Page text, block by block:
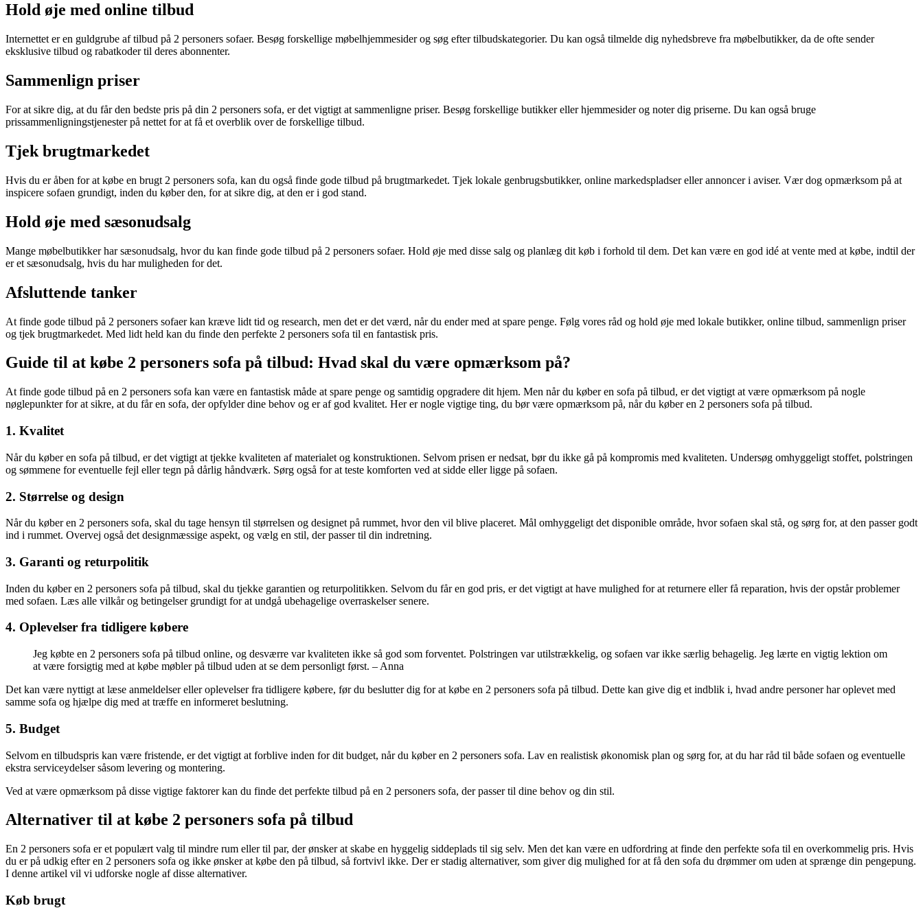
Hold øje med online tilbud
Internettet er en guldgrube af tilbud på 2 personers sofaer. Besøg forskellige møbelhjemmesider og søg efter tilbudskategorier. Du kan også tilmelde dig nyhedsbreve fra møbelbutikker, da de ofte sender
eksklusive tilbud og rabatkoder til deres abonnenter.
Sammenlign priser
For at sikre dig, at du får den bedste pris på din 2 personers sofa, er det vigtigt at sammenligne priser. Besøg forskellige butikker eller hjemmesider og noter dig priserne. Du kan også bruge
prissammenligningstjenester på nettet for at få et overblik over de forskellige tilbud.
Tjek brugtmarkedet
Hvis du er åben for at købe en brugt 2 personers sofa, kan du også finde gode tilbud på brugtmarkedet. Tjek lokale genbrugsbutikker, online markedspladser eller annoncer i aviser. Vær dog opmærksom på at
inspicere sofaen grundigt, inden du køber den, for at sikre dig, at den er i god stand.
Hold øje med sæsonudsalg
Mange møbelbutikker har sæsonudsalg, hvor du kan finde gode tilbud på 2 personers sofaer. Hold øje med disse salg og planlæg dit køb i forhold til dem. Det kan være en god idé at vente med at købe, indtil der
er et sæsonudsalg, hvis du har muligheden for det.
Afsluttende tanker
At finde gode tilbud på 2 personers sofaer kan kræve lidt tid og research, men det er det værd, når du ender med at spare penge. Følg vores råd og hold øje med lokale butikker, online tilbud, sammenlign priser
og tjek brugtmarkedet. Med lidt held kan du finde den perfekte 2 personers sofa til en fantastisk pris.
Guide til at købe 2 personers sofa på tilbud: Hvad skal du være opmærksom på?
At finde gode tilbud på en 2 personers sofa kan være en fantastisk måde at spare penge og samtidig opgradere dit hjem. Men når du køber en sofa på tilbud, er det vigtigt at være opmærksom på nogle
nøglepunkter for at sikre, at du får en sofa, der opfylder dine behov og er af god kvalitet. Her er nogle vigtige ting, du bør være opmærksom på, når du køber en 2 personers sofa på tilbud.
1. Kvalitet
Når du køber en sofa på tilbud, er det vigtigt at tjekke kvaliteten af ​​materialet og konstruktionen. Selvom prisen er nedsat, bør du ikke gå på kompromis med kvaliteten. Undersøg omhyggeligt stoffet, polstringen
og sømmene for eventuelle fejl eller tegn på dårlig håndværk. Sørg også for at teste komforten ved at sidde eller ligge på sofaen.
2. Størrelse og design
Når du køber en 2 personers sofa, skal du tage hensyn til størrelsen og designet på rummet, hvor den vil blive placeret. Mål omhyggeligt det disponible område, hvor sofaen skal stå, og sørg for, at den passer godt
ind i rummet. Overvej også det designmæssige aspekt, og vælg en stil, der passer til din indretning.
3. Garanti og returpolitik
Inden du køber en 2 personers sofa på tilbud, skal du tjekke garantien og returpolitikken. Selvom du får en god pris, er det vigtigt at have mulighed for at returnere eller få reparation, hvis der opstår problemer
med sofaen. Læs alle vilkår og betingelser grundigt for at undgå ubehagelige overraskelser senere.
4. Oplevelser fra tidligere købere
Jeg købte en 2 personers sofa på tilbud online, og desværre var kvaliteten ikke så god som forventet. Polstringen var utilstrækkelig, og sofaen var ikke særlig behagelig. Jeg lærte en vigtig lektion om
at være forsigtig med at købe møbler på tilbud uden at se dem personligt først. – Anna
Det kan være nyttigt at læse anmeldelser eller oplevelser fra tidligere købere, før du beslutter dig for at købe en 2 personers sofa på tilbud. Dette kan give dig et indblik i, hvad andre personer har oplevet med
samme sofa og hjælpe dig med at træffe en informeret beslutning.
5. Budget
Selvom en tilbudspris kan være fristende, er det vigtigt at forblive inden for dit budget, når du køber en 2 personers sofa. Lav en realistisk økonomisk plan og sørg for, at du har råd til både sofaen og eventuelle
ekstra serviceydelser såsom levering og montering.
Ved at være opmærksom på disse vigtige faktorer kan du finde det perfekte tilbud på en 2 personers sofa, der passer til dine behov og din stil.
Alternativer til at købe 2 personers sofa på tilbud
En 2 personers sofa er et populært valg til mindre rum eller til par, der ønsker at skabe en hyggelig siddeplads til sig selv. Men det kan være en udfordring at finde den perfekte sofa til en overkommelig pris. Hvis
du er på udkig efter en 2 personers sofa og ikke ønsker at købe den på tilbud, så fortvivl ikke. Der er stadig alternativer, som giver dig mulighed for at få den sofa du drømmer om uden at sprænge din pengepung.
I denne artikel vil vi udforske nogle af disse alternativer.
Køb brugt